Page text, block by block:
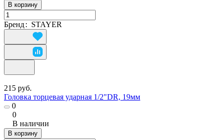
В корзину
Бренд: STAYER
215 руб.
Головка торцевая ударная 1/2"DR, 19мм
0
0
В наличии
В корзину